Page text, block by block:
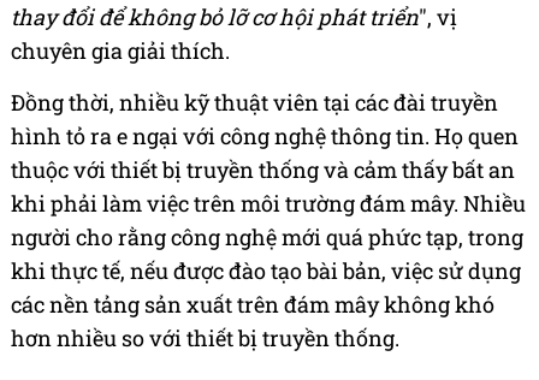
thay đổi để không bỏ lỡ cơ hội phát triển", vị
chuyên gia giải thích.
Đồng thời, nhiều kỹ thuật viên tại các đài truyền
hình tỏ ra e ngại với công nghệ thông tin. Họ quen
thuộc với thiết bị truyền thống và cảm thấy bất an
khi phải làm việc trên môi trường đám mây. Nhiều
người cho rằng công nghệ mới quá phức tạp, trong
khi thực tế, nếu được đào tạo bài bản, việc sử dụng
các nền tảng sản xuất trên đám mây không khó
hơn nhiều so với thiết bị truyền thống.